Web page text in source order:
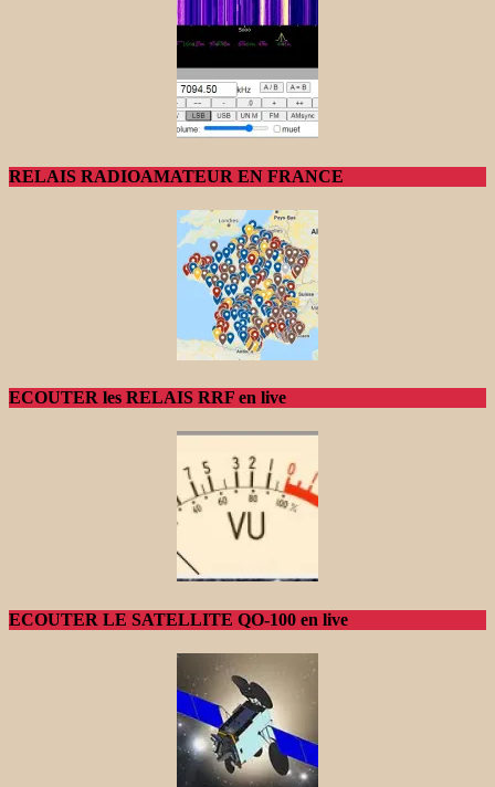
RELAIS RADIOAMATEUR EN FRANCE
ECOUTER les RELAIS RRF en live
ECOUTER LE SATELLITE QO-100 en live